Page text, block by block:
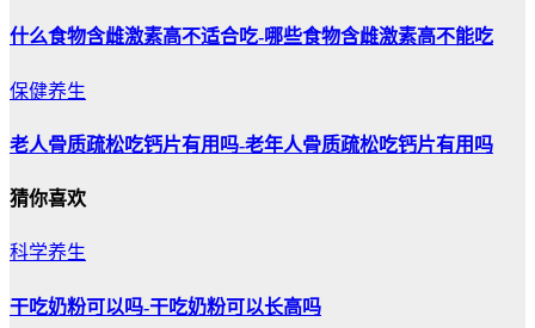
什么食物含雌激素高不适合吃-哪些食物含雌激素高不能吃
保健养生
老人骨质疏松吃钙片有用吗-老年人骨质疏松吃钙片有用吗
猜你喜欢
科学养生
干吃奶粉可以吗-干吃奶粉可以长高吗